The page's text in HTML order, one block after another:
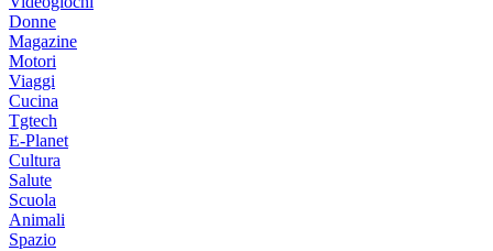
Donne
Magazine
Motori
Viaggi
Cucina
Tgtech
E-Planet
Cultura
Salute
Scuola
Animali
Spazio